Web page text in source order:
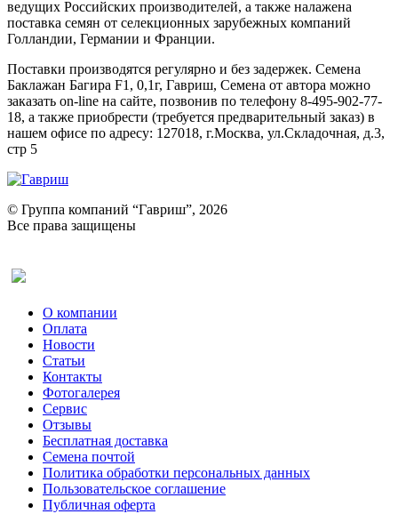
ведущих Российских производителей, а также налажена
поставка семян от селекционных зарубежных компаний
Голландии, Германии и Франции.
Поставки производятся регулярно и без задержек. Семена
Баклажан Багира F1, 0,1г, Гавриш, Семена от автора можно
заказать on-line на сайте, позвонив по телефону 8-495-902-77-
18, а также приобрести (требуется предварительный заказ) в
нашем офисе по адресу: 127018, г.Москва, ул.Складочная, д.3,
стр 5
© Группа компаний “Гавриш”, 2026
Все права защищены
О компании
Оплата
Новости
Статьи
Контакты
Фотогалерея​
Сервис
Отзывы
Бесплатная доставка
Семена почтой
Политика обработки персональных данных
Пользовательское соглашение
Публичная оферта